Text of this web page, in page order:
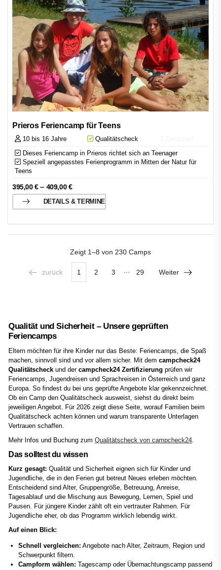
Prieros Feriencamp für Teens
10 bis 16 Jahre Qualitätscheck
Dieses Feriencamp in Prieros richtet sich an Teenager
Speziell angepasstes Ferienprogramm in Mitten der Natur für
Teens
395,00€– 409,00€
DETAILS & TERMINE
Zeigt 1–8 von 230 Camps
zurück 1 2 3 … 29 Weiter
Qualität und Sicherheit – Unsere geprüften
Feriencamps
Eltern möchten für ihre Kinder nur das Beste: Feriencamps, die Spaß
machen, sinnvoll sind und vor allem sicher. Mit dem campcheck24
Qualitätscheck und der campcheck24 Zertifizierung prüfen wir
Feriencamps, Jugendreisen und Sprachreisen in Österreich und ganz
Europa. So findest du bei uns geprüfte Angebote klar gekennzeichnet.
Ob ein Camp den Qualitätscheck ausweist, siehst du direkt beim
jeweiligen Angebot. Für 2026 zeigt diese Seite, worauf Familien beim
Qualitätscheck achten können und warum transparente Unterlagen
Vertrauen schaffen.
Mehr Infos und Buchung zum Qualitätscheck von campcheck24.
Das solltest du wissen
Kurz gesagt: Qualität und Sicherheit eignen sich für Kinder und
Jugendliche, die in den Ferien gut betreut Neues erleben möchten.
Entscheidend sind Alter, Gruppengröße, Betreuung, Anreise,
Tagesablauf und die Mischung aus Bewegung, Lernen, Spiel und
Pausen. Für jüngere Kinder zählt oft ein vertrauter Rahmen. Für
Jugendliche eher, ob das Programm wirklich lebendig wirkt.
Auf einen Blick:
Schnell vergleichen: Angebote nach Alter, Zeitraum, Region und
Schwerpunkt filtern.
Campform wählen: Tagescamp oder Übernachtungscamp passend